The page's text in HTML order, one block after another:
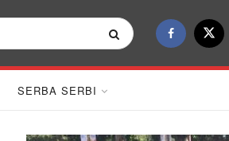
SERBA SERBI